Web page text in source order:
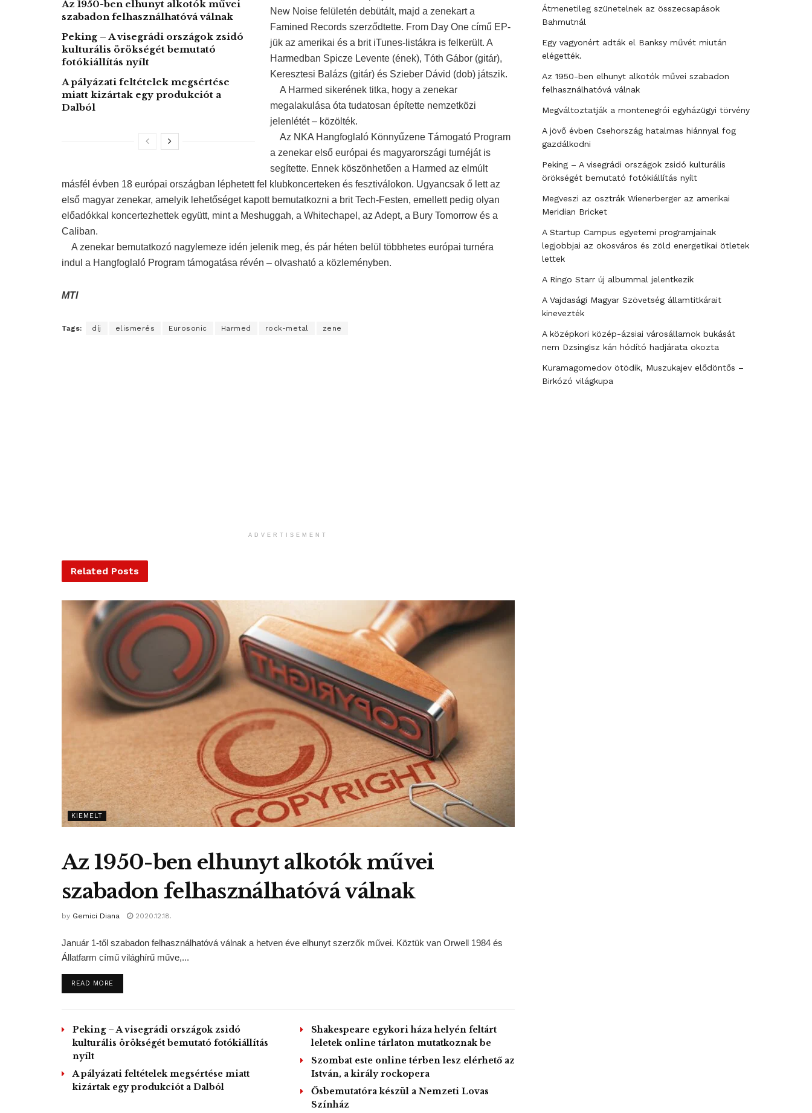
Az 1950-ben elhunyt alkotók művei
szabadon felhasználhatóvá válnak
Peking – A visegrádi országok zsidó
kulturális örökségét bemutató
fotókiállítás nyílt
A pályázati feltételek megsértése
miatt kizártak egy produkciót a
Dalból
New Noise felületén debütált, majd a zenekart a
Famined Records szerződtette. From Day One című EP-
jük az amerikai és a brit iTunes-listákra is felkerült. A
Harmedban Spicze Levente (ének), Tóth Gábor (gitár),
Keresztesi Balázs (gitár) és Szieber Dávid (dob) játszik.
A Harmed sikerének titka, hogy a zenekar
megalakulása óta tudatosan építette nemzetközi
jelenlétét – közölték.
Az NKA Hangfoglaló Könnyűzene Támogató Program
a zenekar első európai és magyarországi turnéját is
segítette. Ennek köszönhetően a Harmed az elmúlt
másfél évben 18 európai országban léphetett fel klubkoncerteken és fesztiválokon. Ugyancsak ő lett az
első magyar zenekar, amelyik lehetőséget kapott bemutatkozni a brit Tech-Festen, emellett pedig olyan
előadókkal koncertezhettek együtt, mint a Meshuggah, a Whitechapel, az Adept, a Bury Tomorrow és a
Caliban.
A zenekar bemutatkozó nagylemeze idén jelenik meg, és pár héten belül többhetes európai turnéra
indul a Hangfoglaló Program támogatása révén – olvasható a közleményben.
MTI
Tags: díj elismerés Eurosonic Harmed rock-metal zene
ADVERTISEMENT
Related Posts
KIEMELT
Az 1950-ben elhunyt alkotók művei
szabadon felhasználhatóvá válnak
by Gemici Diana 2020.12.18.
Január 1-től szabadon felhasználhatóvá válnak a hetven éve elhunyt szerzők művei. Köztük van Orwell 1984 és
Állatfarm című világhírű műve,...
READ MOREDETAILS
Peking – A visegrádi országok zsidó
kulturális örökségét bemutató fotókiállítás
nyílt
A pályázati feltételek megsértése miatt
kizártak egy produkciót a Dalból
Shakespeare egykori háza helyén feltárt
leletek online tárlaton mutatkoznak be
Szombat este online térben lesz elérhető az
István, a király rockopera
Ősbemutatóra készül a Nemzeti Lovas
Színház
Átmenetileg szünetelnek az összecsapások
Bahmutnál
Egy vagyonért adták el Banksy művét miután
elégették.
Az 1950-ben elhunyt alkotók művei szabadon
felhasználhatóvá válnak
Megváltoztatják a montenegrói egyházügyi törvény
A jövő évben Csehország hatalmas hiánnyal fog
gazdálkodni
Peking – A visegrádi országok zsidó kulturális
örökségét bemutató fotókiállítás nyílt
Megveszi az osztrák Wienerberger az amerikai
Meridian Bricket
A Startup Campus egyetemi programjainak
legjobbjai az okosváros és zöld energetikai ötletek
lettek
A Ringo Starr új albummal jelentkezik
A Vajdasági Magyar Szövetség államtitkárait
kinevezték
A középkori közép-ázsiai városállamok bukását
nem Dzsingisz kán hódító hadjárata okozta
Kuramagomedov ötödik, Muszukajev elődöntős –
Birkózó világkupa